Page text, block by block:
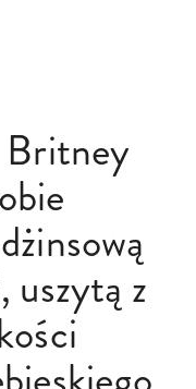
Britney
uszytą z